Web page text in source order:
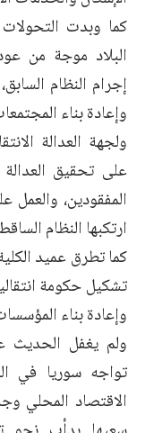
كما وبدت
البلاد موجة من
إجرام النظام
وإعادة بناء
ولجهة العدالة
على تحقيق
المفقودين،
ارتكبها النظام
كما تطرق عميد
تشكيل حكومة
وإعادة بناء
ولم يغفل الحديث
تواجه سوريا في
الاقتصاد المحلي